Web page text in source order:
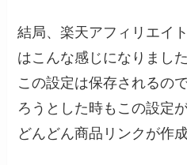
結局、楽天アフィリエイ
はこんな感じになりました
この設定は保存されるの
ろうとした時もこの設定
どんどん商品リンクが作